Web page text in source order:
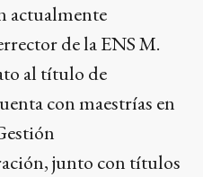
actualmente
de la ENS M.
al título de
con maestrías en
junto con títulos